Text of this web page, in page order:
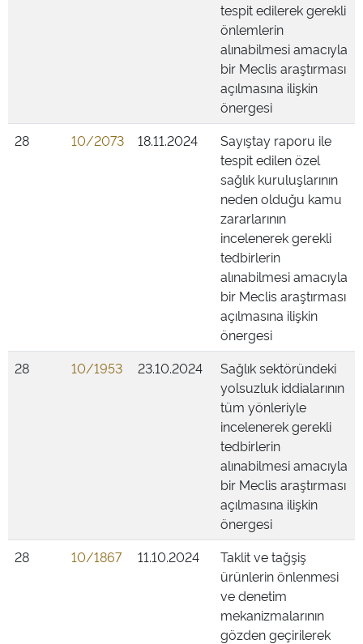
tespit edilerek gerekli
önlemlerin
alınabilmesi amacıyla
bir Meclis araştırması
açılmasına ilişkin
önergesi
28
10/2073 18.11.2024
Sayıştay raporu ile
tespit edilen özel
sağlık kuruluşlarının
neden olduğu kamu
zararlarının
incelenerek gerekli
tedbirlerin
alınabilmesi amacıyla
bir Meclis araştırması
açılmasına ilişkin
önergesi
28
10/1953 23.10.2024
Sağlık sektöründeki
yolsuzluk iddialarının
tüm yönleriyle
incelenerek gerekli
tedbirlerin
alınabilmesi amacıyla
bir Meclis araştırması
açılmasına ilişkin
önergesi
28
10/1867 11.10.2024
Taklit ve tağşiş
ürünlerin önlenmesi
ve denetim
mekanizmalarının
gözden geçirilerek